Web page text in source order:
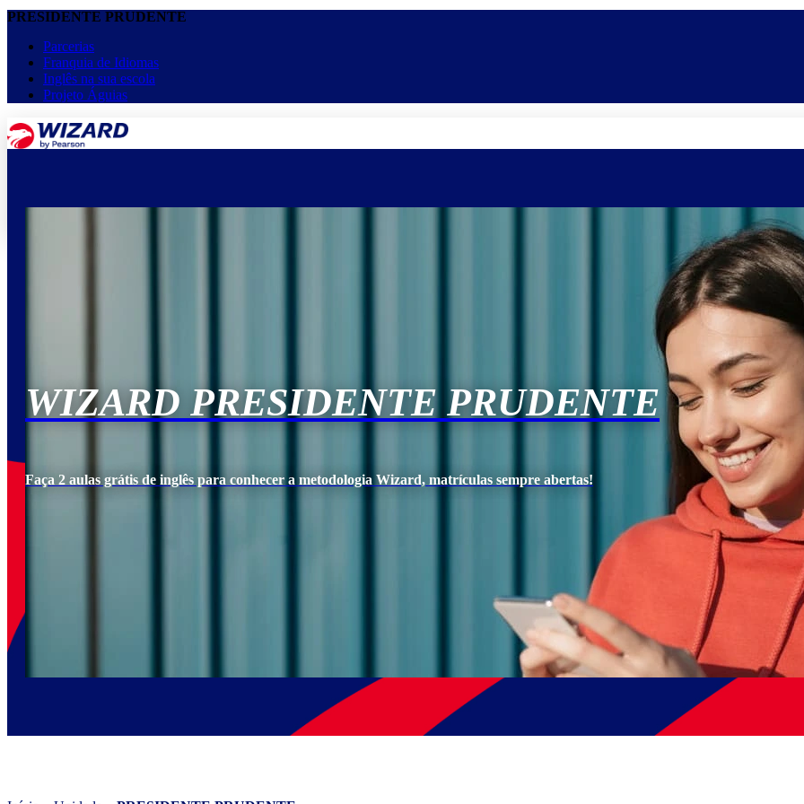
PRESIDENTE PRUDENTE
Parcerias
Franquia de Idiomas
Inglês na sua escola
Projeto Águias
Equipe
WIZARD PRESIDENTE PRUDENTE
Faça 2 aulas grátis de inglês para conhecer a metodologia Wizard, matrículas sempre abertas!